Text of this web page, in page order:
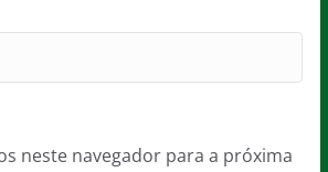
neste navegador para a próxima